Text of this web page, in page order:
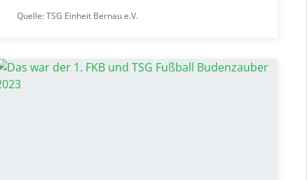
Quelle: TSG Einheit Bernau e.V.